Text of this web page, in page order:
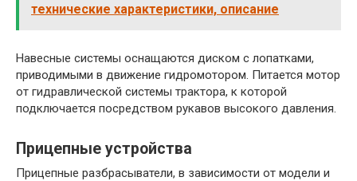
технические характеристики, описание
Навесные системы оснащаются диском с лопатками,
приводимыми в движение гидромотором. Питается мотор
от гидравлической системы трактора, к которой
подключается посредством рукавов высокого давления.
Прицепные устройства
Прицепные разбрасыватели, в зависимости от модели и